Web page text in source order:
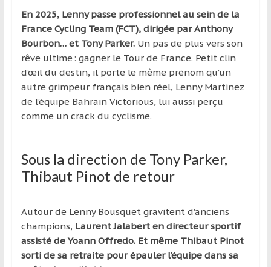
En 2025, Lenny passe professionnel au sein de la
France Cycling Team (FCT), dirigée par Anthony
Bourbon… et Tony Parker. Un pas de plus vers son
rêve ultime : gagner le Tour de France. Petit clin
d’œil du destin, il porte le même prénom qu’un
autre grimpeur français bien réel, Lenny Martinez
de l’équipe Bahrain Victorious, lui aussi perçu
comme un crack du cyclisme.
Sous la direction de Tony Parker,
Thibaut Pinot de retour
Autour de Lenny Bousquet gravitent d’anciens
champions, Laurent Jalabert en directeur sportif
assisté de Yoann Offredo. Et même Thibaut Pinot
sorti de sa retraite pour épauler l’équipe dans sa